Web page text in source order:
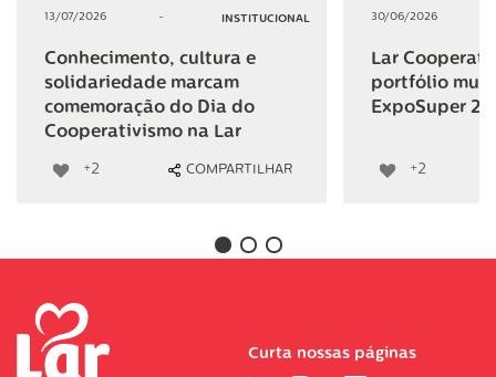
13/07/2026 - INSTITUCIONAL
Conhecimento, cultura e
solidariedade marcam
comemoração do Dia do
Cooperativismo na Lar
+2 COMPARTILHAR
30/06/2026
Lar
portfólio
ExpoSuper
+2
Curta nossas páginas